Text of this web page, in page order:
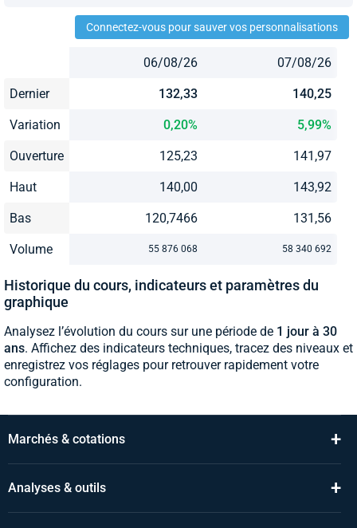
Connectez-vous pour sauver vos personnalisations
06/08/26 07/08/26
Dernier 132,33 140,25
Variation 0,20% 5,99%
Ouverture 125,23 141,97
Haut 140,00 143,92
Bas 120,7466 131,56
Volume 55 876 068 58 340 692
Historique du cours, indicateurs et paramètres du
graphique
Analysez l’évolution du cours sur une période de 1 jour à 30
ans. Affichez des indicateurs techniques, tracez des niveaux et
enregistrez vos réglages pour retrouver rapidement votre
configuration.
Marchés & cotations +
Analyses & outils +